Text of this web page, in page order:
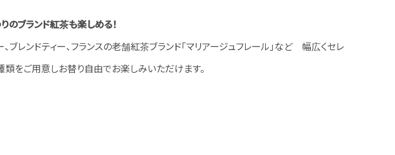
のブランド紅茶も楽しめる！
ブレンドティー、フランスの老舗紅茶ブランド「マリアージュフレール」など 幅広くセレ
類をご用意しお替り自由でお楽しみいただけます。